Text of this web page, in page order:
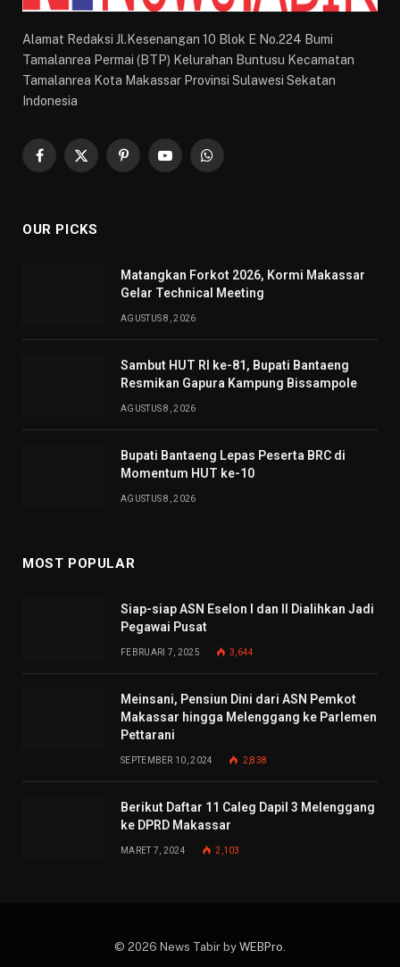
Alamat Redaksi Jl.Kesenangan 10 Blok E No.224 Bumi
Tamalanrea Permai (BTP) Kelurahan Buntusu Kecamatan
Tamalanrea Kota Makassar Provinsi Sulawesi Sekatan
Indonesia
Facebook
X
PinterestYouTubeWhatsApp
OUR PICKS
Matangkan Forkot 2026, Kormi Makassar
Gelar Technical Meeting
AGUSTUS 8, 2026
Sambut HUT RI ke-81, Bupati Bantaeng
Resmikan Gapura Kampung Bissampole
AGUSTUS 8, 2026
Bupati Bantaeng Lepas Peserta BRC di
Momentum HUT ke-10
AGUSTUS 8, 2026
MOST POPULAR
Siap-siap ASN Eselon I dan II Dialihkan Jadi
Pegawai Pusat
FEBRUARI 7, 2025 3,644
Meinsani, Pensiun Dini dari ASN Pemkot
Makassar hingga Melenggang ke Parlemen
Pettarani
SEPTEMBER 10, 2024 2,838
Berikut Daftar 11 Caleg Dapil 3 Melenggang
ke DPRD Makassar
MARET 7, 2024 2,103
© 2026 News Tabir by WEBPro